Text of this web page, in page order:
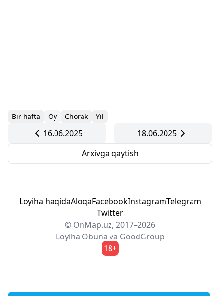
Bir hafta Oy Chorak Yil
16.06.2025
18.06.2025
Arxivga qaytish
Loyiha haqidaAloqaFacebookInstagramTelegram
Twitter
© OnMap.uz, 2017–2026
Loyiha Obuna va GoodGroup
18+